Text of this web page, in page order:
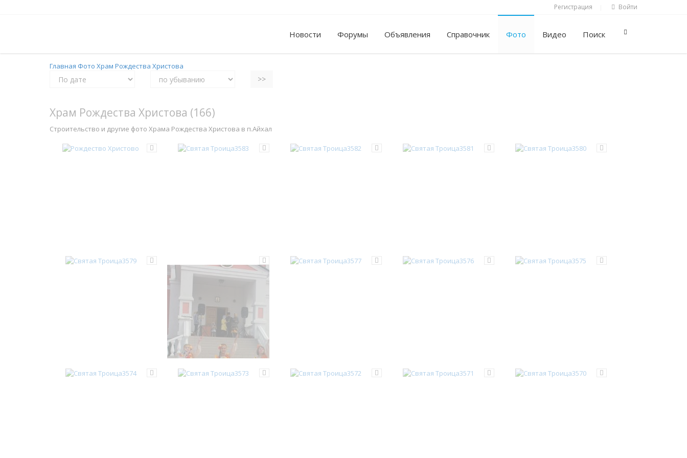
Регистрация Войти
Новости Форумы Объявления Справочник Фото Видео Поиск
Главная Фото Храм Рождества Христова
Храм Рождества Христова (166)
Строительство и другие фото Храма Рождества Христова в п.Айхал